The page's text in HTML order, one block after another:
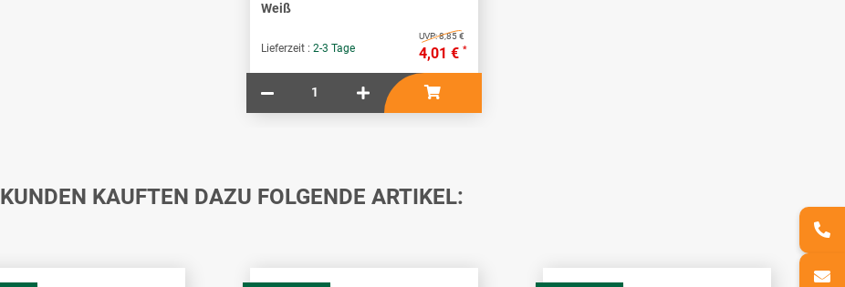
Weiß
Lieferzeit : 2-3 Tage
UVP:8,85 €
4,01 € *
KUNDEN KAUFTEN DAZU FOLGENDE ARTIKEL: